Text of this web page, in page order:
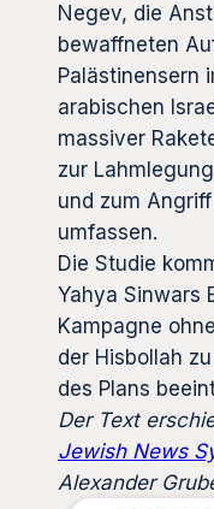
Negev, die
bewaffneten
Palästinensern
arabischen
massiver
zur
und zum
umfassen.
Die Studie
Yahya Sinwars
Kampagne
der Hisbollah
des Plans
Der Text
Jewish News
Alexander